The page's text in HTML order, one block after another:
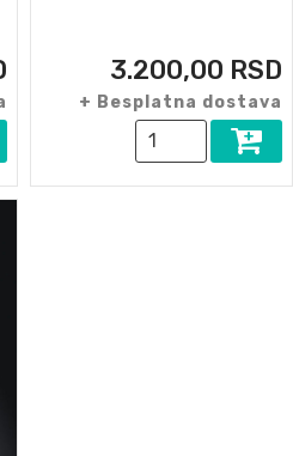
3.200,00 RSD
+ Besplatna dostava